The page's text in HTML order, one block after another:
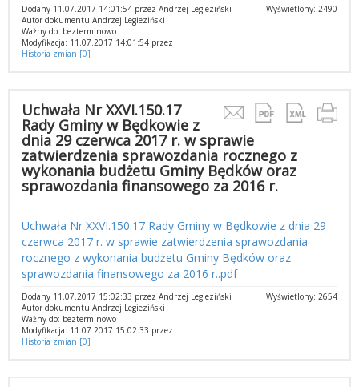
Wyświetlony: 2490
Dodany 11.07.2017 14:01:54 przez Andrzej Legieziński
Autor dokumentu Andrzej Legieziński
Ważny do: bezterminowo
Modyfikacja: 11.07.2017 14:01:54 przez
Historia zmian [0]
Uchwała Nr XXVI.150.17
Rady Gminy w Będkowie z
dnia 29 czerwca 2017 r. w sprawie
zatwierdzenia sprawozdania rocznego z
wykonania budżetu Gminy Będków oraz
sprawozdania finansowego za 2016 r.
Uchwała Nr XXVI.150.17 Rady Gminy w Będkowie z dnia 29
czerwca 2017 r. w sprawie zatwierdzenia sprawozdania
rocznego z wykonania budżetu Gminy Będków oraz
sprawozdania finansowego za 2016 r..pdf
Wyświetlony: 2654
Dodany 11.07.2017 15:02:33 przez Andrzej Legieziński
Autor dokumentu Andrzej Legieziński
Ważny do: bezterminowo
Modyfikacja: 11.07.2017 15:02:33 przez
Historia zmian [0]